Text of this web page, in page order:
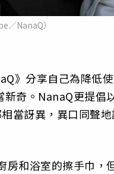
／NanaQ）
》分享自己為降低使
新奇。NanaQ更提倡
當訝異，異口同聲
房和浴室的擦手巾，